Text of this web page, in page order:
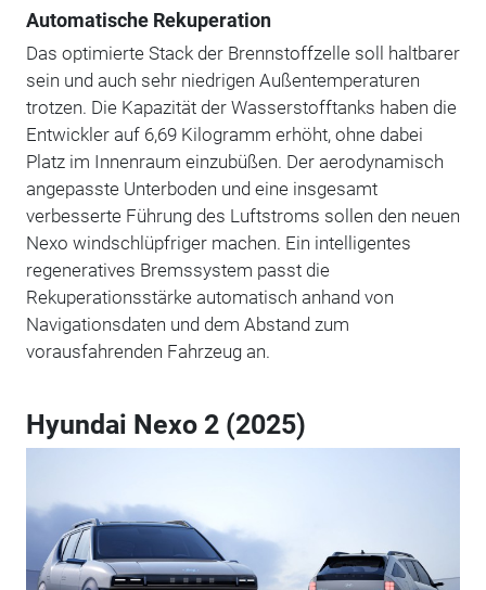
Automatische Rekuperation
Das optimierte Stack der Brennstoffzelle soll haltbarer
sein und auch sehr niedrigen Außentemperaturen
trotzen. Die Kapazität der Wasserstofftanks haben die
Entwickler auf 6,69 Kilogramm erhöht, ohne dabei
Platz im Innenraum einzubüßen. Der aerodynamisch
angepasste Unterboden und eine insgesamt
verbesserte Führung des Luftstroms sollen den neuen
Nexo windschlüpfriger machen. Ein intelligentes
regeneratives Bremssystem passt die
Rekuperationsstärke automatisch anhand von
Navigationsdaten und dem Abstand zum
vorausfahrenden Fahrzeug an.
Hyundai Nexo 2 (2025)